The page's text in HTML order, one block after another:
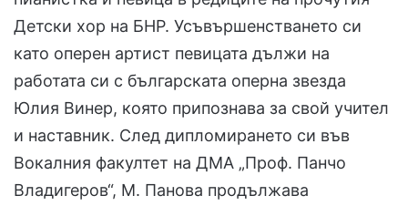
Детски хор на БНР. Усъвършенстването си
като оперен артист певицата дължи на
работата си с българската оперна звезда
Юлия Винер, която припознава за свой учител
и наставник. След дипломирането си във
Вокалния факултет на ДМА „Проф. Панчо
Владигеров“, М. Панова продължава